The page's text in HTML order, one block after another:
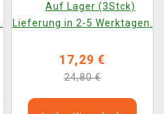
Auf Lager (3Stck)
Lieferung in 2-5 Werktagen.
17,29 €
24,80 €